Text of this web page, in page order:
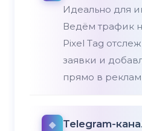
Идеально для
Ведём трафик
Pixel Tag
заявки и
прямо в
Telegram-